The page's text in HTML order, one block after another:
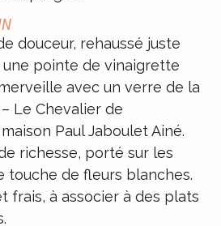
douceur, rehaussé juste
pointe de vinaigrette
avec un verre de la
Le Chevalier de
Paul Jaboulet Ainé.
richesse, porté sur les
touche de fleurs blanches.
frais, à associer à des plats